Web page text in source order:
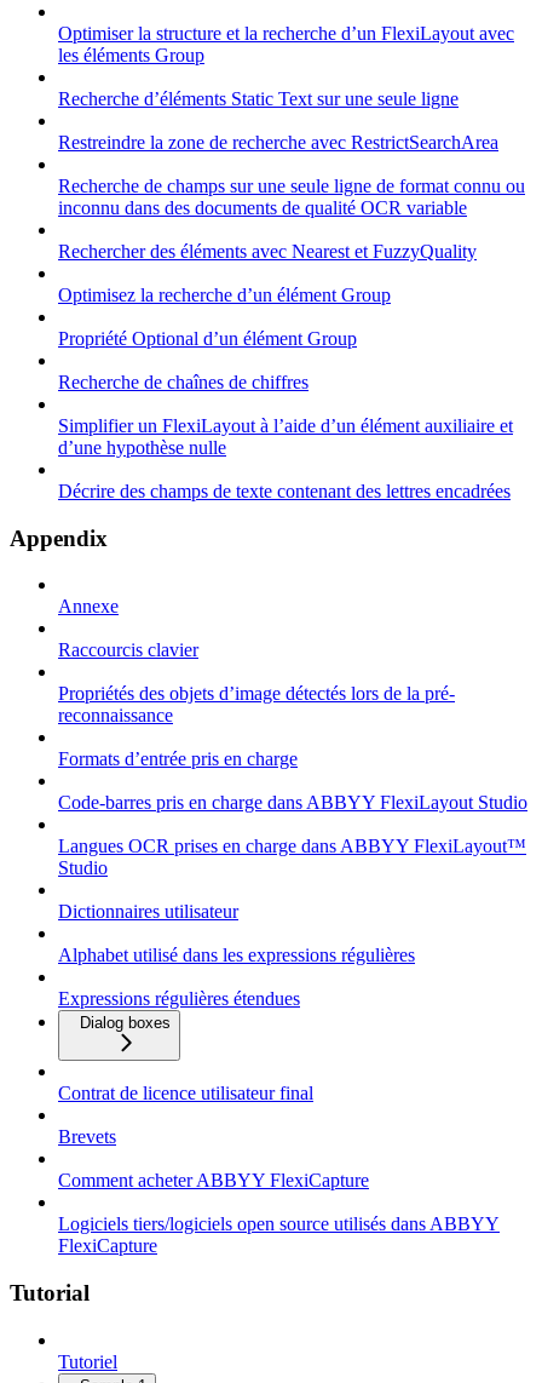
Optimiser la structure et la recherche d’un FlexiLayout avec
les éléments Group
Recherche d’éléments Static Text sur une seule ligne
Restreindre la zone de recherche avec RestrictSearchArea
Recherche de champs sur une seule ligne de format connu ou
inconnu dans des documents de qualité OCR variable
Rechercher des éléments avec Nearest et FuzzyQuality
Optimisez la recherche d’un élément Group
Propriété Optional d’un élément Group
Recherche de chaînes de chiffres
Simplifier un FlexiLayout à l’aide d’un élément auxiliaire et
d’une hypothèse nulle
Décrire des champs de texte contenant des lettres encadrées
Appendix
Annexe
Raccourcis clavier
Propriétés des objets d’image détectés lors de la pré-
reconnaissance
Formats d’entrée pris en charge
Code-barres pris en charge dans ABBYY FlexiLayout Studio
Langues OCR prises en charge dans ABBYY FlexiLayout™
Studio
Dictionnaires utilisateur
Alphabet utilisé dans les expressions régulières
Expressions régulières étendues
Dialog boxes
Contrat de licence utilisateur final
Brevets
Comment acheter ABBYY FlexiCapture
Logiciels tiers/logiciels open source utilisés dans ABBYY
FlexiCapture
Tutorial
Tutoriel